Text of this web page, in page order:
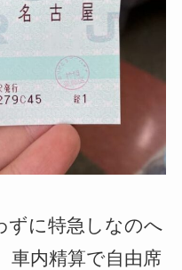
ずに特急しなのへ
車内精算で自由席